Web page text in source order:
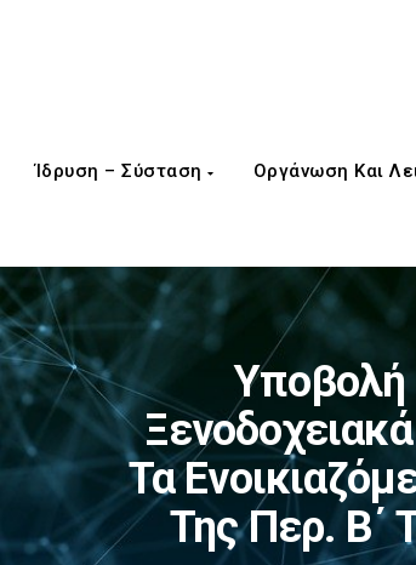
Ίδρυση – Σύσταση Οργάνωση Και
Υποβολή
Τα
Της Περ. Β΄